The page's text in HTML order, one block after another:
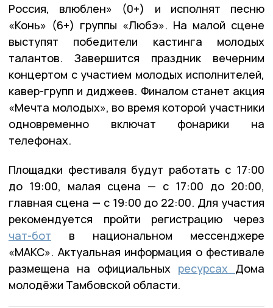
Россия, влюблен» (0+) и исполнят песню
«Конь» (6+) группы «Любэ». На малой сцене
выступят победители кастинга молодых
талантов. Завершится праздник вечерним
концертом с участием молодых исполнителей,
кавер-групп и диджеев. Финалом станет акция
«Мечта молодых», во время которой участники
одновременно включат фонарики на
телефонах.
Площадки фестиваля будут работать с 17:00
до 19:00, малая сцена — с 17:00 до 20:00,
главная сцена — с 19:00 до 22:00. Для участия
рекомендуется пройти регистрацию через
чат-бот в национальном мессенджере
«МАКС». Актуальная информация о фестивале
размещена на официальных ресурсах Дома
молодёжи Тамбовской области.